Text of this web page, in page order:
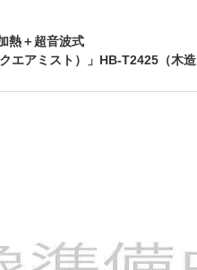
熱＋超音波式
エアミスト）」HB-T2425（木造